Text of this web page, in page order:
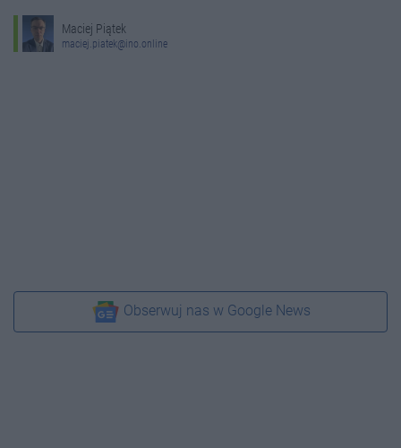
Maciej Piątek
maciej.piatek@ino.online
Obserwuj nas w Google News